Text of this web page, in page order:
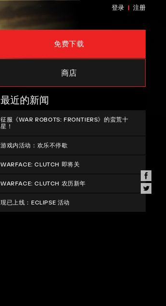
登录 注册
免费下载
商店
最近的新闻
征服《WAR ROBOTS: FRONTIERS》的蛮荒十
星！
游戏内活动：欢乐不停歇
WARFACE: CLUTCH 即将关
WARFACE: CLUTCH 农历新年
现已上线：ECLIPSE 活动